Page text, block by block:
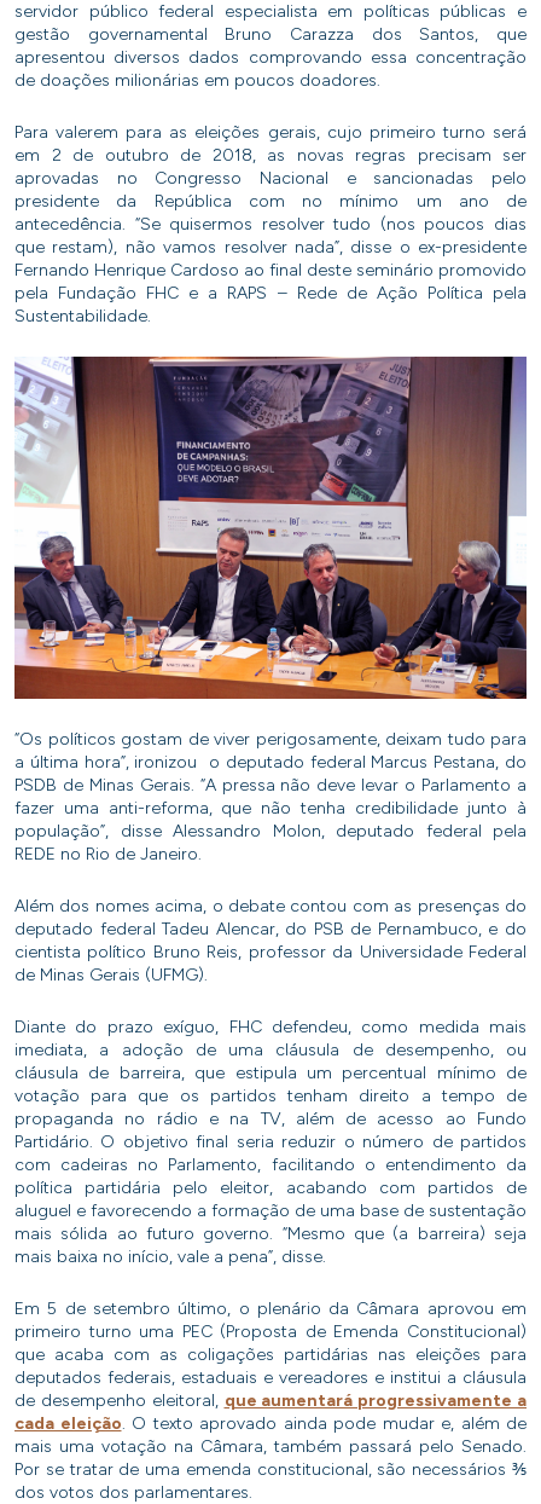
servidor público federal especialista em políticas públicas e
gestão governamental Bruno Carazza dos Santos, que
apresentou diversos dados comprovando essa concentração
de doações milionárias em poucos doadores.
Para valerem para as eleições gerais, cujo primeiro turno será
em 2 de outubro de 2018, as novas regras precisam ser
aprovadas no Congresso Nacional e sancionadas pelo
presidente da República com no mínimo um ano de
antecedência. “Se quisermos resolver tudo (nos poucos dias
que restam), não vamos resolver nada”, disse o ex-presidente
Fernando Henrique Cardoso ao final deste seminário promovido
pela Fundação FHC e a RAPS – Rede de Ação Política pela
Sustentabilidade.
“Os políticos gostam de viver perigosamente, deixam tudo para
a última hora”, ironizou o deputado federal Marcus Pestana, do
PSDB de Minas Gerais. “A pressa não deve levar o Parlamento a
fazer uma anti-reforma, que não tenha credibilidade junto à
população”, disse Alessandro Molon, deputado federal pela
REDE no Rio de Janeiro.
Além dos nomes acima, o debate contou com as presenças do
deputado federal Tadeu Alencar, do PSB de Pernambuco, e do
cientista político Bruno Reis, professor da Universidade Federal
de Minas Gerais (UFMG).
Diante do prazo exíguo, FHC defendeu, como medida mais
imediata, a adoção de uma cláusula de desempenho, ou
cláusula de barreira, que estipula um percentual mínimo de
votação para que os partidos tenham direito a tempo de
propaganda no rádio e na TV, além de acesso ao Fundo
Partidário. O objetivo final seria reduzir o número de partidos
com cadeiras no Parlamento, facilitando o entendimento da
política partidária pelo eleitor, acabando com partidos de
aluguel e favorecendo a formação de uma base de sustentação
mais sólida ao futuro governo. “Mesmo que (a barreira) seja
mais baixa no início, vale a pena”, disse.
Em 5 de setembro último, o plenário da Câmara aprovou em
primeiro turno uma PEC (Proposta de Emenda Constitucional)
que acaba com as coligações partidárias nas eleições para
deputados federais, estaduais e vereadores e institui a cláusula
de desempenho eleitoral, que aumentará progressivamente a
cada eleição. O texto aprovado ainda pode mudar e, além de
mais uma votação na Câmara, também passará pelo Senado.
Por se tratar de uma emenda constitucional, são necessários ⅗
dos votos dos parlamentares.